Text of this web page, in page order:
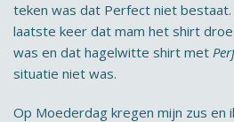
teken was dat Perfect niet bestaat.
laatste keer dat mam het shirt
was en dat hagelwitte shirt met
situatie niet was.
Op Moederdag kregen mijn zus en